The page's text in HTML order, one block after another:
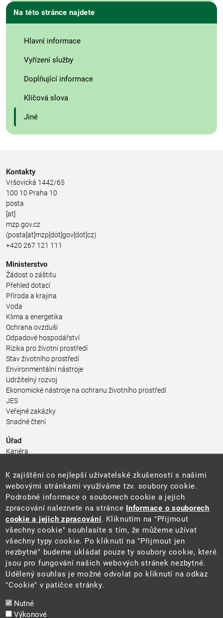
Na této stránce najdete
Hlavní informace
Vyřízení služby
Doplňující informace
Klíčová slova
Jiné
Kontakty
Vršovická 1442/65
100 10 Praha 10
posta
[at]
mzp.gov.cz
(posta[at]mzp[dot]gov[dot]cz)
+420 267 121 111
Ministerstvo
Žádost o záštitu
Přehled dotací
Příroda a krajina
Voda
Klima a energetika
Ochrana ovzduší
Odpadové hospodářství
Rizika pro životní prostředí
Stav životního prostředí
Environmentální nástroje
Udržitelný rozvoj
Ekonomické nástroje na ochranu životního prostředí
JES
Veřejné zakázky
Snadné čtení
Úřad
Kariéra
Pro média a veřejnost
Povinně zveřejňované informace
Kontakty
Přistupnost budovy úřadu MŽP
(PDF, 204 kB)
Web
Aktuality
Ochrana osobních údajů
Prohlášení o přístupnosti
Zásady používání cookies
Mapa webu
K zajištění co nejlepší uživatelské zkušenosti s našimi
webovými stránkami využíváme tzv. soubory cookie.
Podrobné informace o souborech cookie a jejich
zpracování naleznete na stránce Informace o souborech
cookie a jejich zpracování. Kliknutím na "Přijmout
všechny cookie" souhlasíte s tím, že můžeme užívat
všechny typy cookie. Po kliknutí na "Přijmout jen
nezbytné" budeme ukládat pouze ty soubory cookie, které
jsou pro fungování našich webových stránek nezbytné.
Udělený souhlas je možné odvolat po kliknutí na odkaz
"Cookie" v patičce stránky.
Nutné
Výkonové